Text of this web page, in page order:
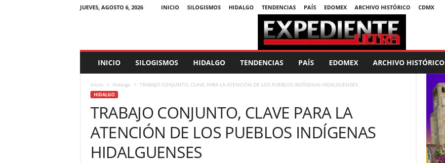
JUEVES, AGOSTO 6, 2026 INICIO SILOGISMOS HIDALGO TENDENCIAS PAÍS EDOMEX ARCHIVO HISTÓRICO CDMX
p
INICIO SILOGISMOS HIDALGO TENDENCIAS PAÍS EDOMEX ARCHIVO HISTÓRICO
Inicio Hidalgo TRABAJO CONJUNTO, CLAVE PARA LA ATENCIÓN DE LOS PUEBLOS INDÍGENAS HIDALGUENSES
HIDALGO
TRABAJO CONJUNTO, CLAVE PARA LA
ATENCIÓN DE LOS PUEBLOS INDÍGENAS
HIDALGUENSES